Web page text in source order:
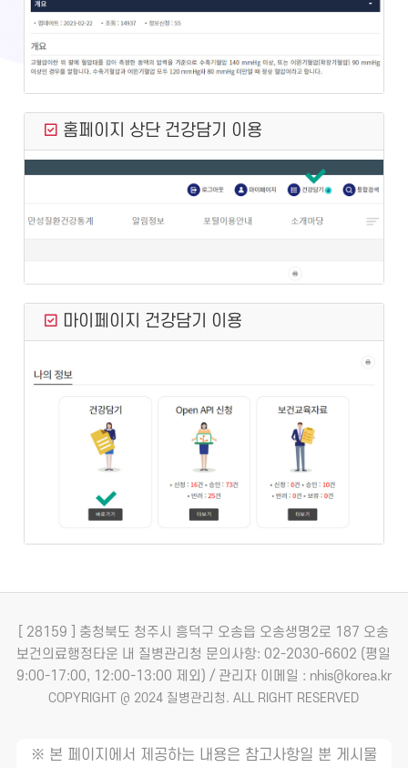
홈페이지 상단 건강담기 이용
마이페이지 건강담기 이용
[ 28159 ] 충청북도 청주시 흥덕구 오송읍 오송생명2로 187 오송
보건의료행정타운 내 질병관리청 문의사항: 02-2030-6602 (평일
9:00-17:00, 12:00-13:00 제외) / 관리자 이메일 : nhis@korea.kr
COPYRIGHT @ 2024 질병관리청. ALL RIGHT RESERVED
※ 본 페이지에서 제공하는 내용은 참고사항일 뿐 게시물